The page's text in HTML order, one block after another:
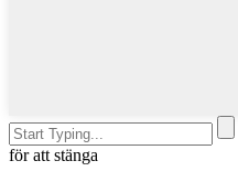
för att stänga